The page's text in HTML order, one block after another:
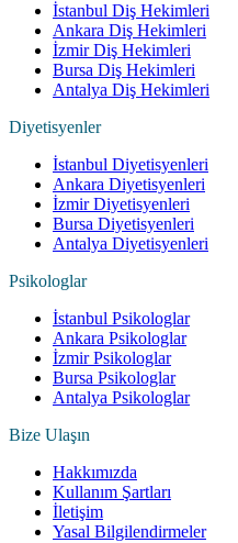
İstanbul Diş Hekimleri
Ankara Diş Hekimleri
İzmir Diş Hekimleri
Bursa Diş Hekimleri
Antalya Diş Hekimleri
Diyetisyenler
İstanbul Diyetisyenleri
Ankara Diyetisyenleri
İzmir Diyetisyenleri
Bursa Diyetisyenleri
Antalya Diyetisyenleri
Psikologlar
İstanbul Psikologlar
Ankara Psikologlar
İzmir Psikologlar
Bursa Psikologlar
Antalya Psikologlar
Bize Ulaşın
Hakkımızda
Kullanım Şartları
İletişim
Yasal Bilgilendirmeler